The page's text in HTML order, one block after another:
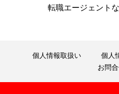
転職エージェント
個人情報取扱い 個人
お問